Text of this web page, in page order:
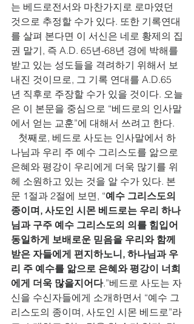
는 베드로전서와 마찬가지로 로마였던
것으로 추정할 수가 있다. 또한 기록연대
를 살펴 본다면 이 서신은 네로 황제의 집
권 말기, 즉 A.D. 65년-68년 경에 박해를
받고 있는 성도들을 격려하기 위해서 보
내진 것이므로, 그 기록 연대를 A.D.65
년 직후로 주장할 수가 있을 것이다. 오늘
은 이 본문을 중심으로 “베드로의 인사말
에서 얻는 교훈”에 대해서 쓰려고 한다.
첫째로, 베드로 사도는 인사말에서 하
나님과 우리 주 예수 그리스도를 앎으로
은혜와 평강이 우리에게 더욱 많기를 위
헤 소원하고 있는 것을 알 수가 있다. 본
문 1절과 2절에 보면, “예수 그리스도의
종이며, 사도인 시몬 베드로는 우리 하나
님과 구주 예수 그리스도의 의를 힘입어
동일하게 보배로운 믿음을 우리와 함께
받은 자들에게 편지하노니, 하나님과 우
리 주 예수를 앎으로 은혜와 평강이 너희
에게 더욱 많을지어다.”베드로 사도는 자
신을 수신자들에게 소개하면서 “예수 그
리스도의 종이며, 사도인 시몬 베드로”라